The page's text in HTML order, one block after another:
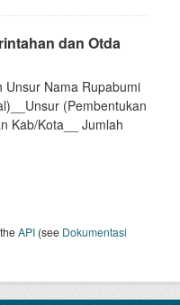
dan Otda
Unsur Nama Rupabumi
(Pembentukan
Kab/Kota__ Jumlah
API (see Dokumentasi